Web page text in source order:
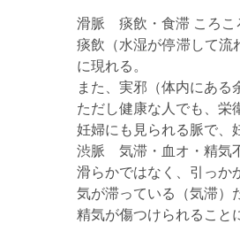
滑脈 痰飲・食滞 ころこ
痰飲（水湿が停滞して流
に現れる。
また、実邪（体内にある
ただし健康な人でも、栄
妊婦にも見られる脈で、
渋脈 気滞・血オ・精気
滑らかではなく、引っか
気が滞っている（気滞）
精気が傷つけられること